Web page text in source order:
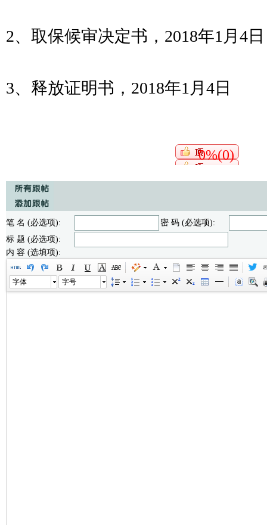
2、取保候审决定书， 2018年1 月 4日
3、释放证明书， 2018年1 月 4日
0%(0)
笔 名 (必选项):
密 码 (必选项):
标 题 (必选项):
内 容 (选填项):
字体 字号